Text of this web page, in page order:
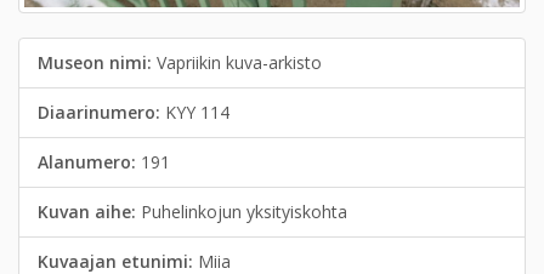
Museon nimi: Vapriikin kuva-arkisto
Diaarinumero: KYY 114
Alanumero: 191
Kuvan aihe: Puhelinkojun yksityiskohta
Kuvaajan etunimi: Miia